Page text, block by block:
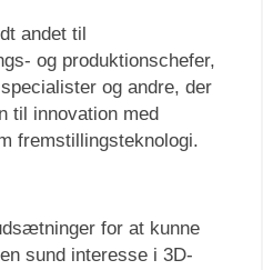
andet til
og produktionschefer,
og andre, der
til innovation med
fremstillingsteknologi.
for at kunne
sund interesse i 3D-